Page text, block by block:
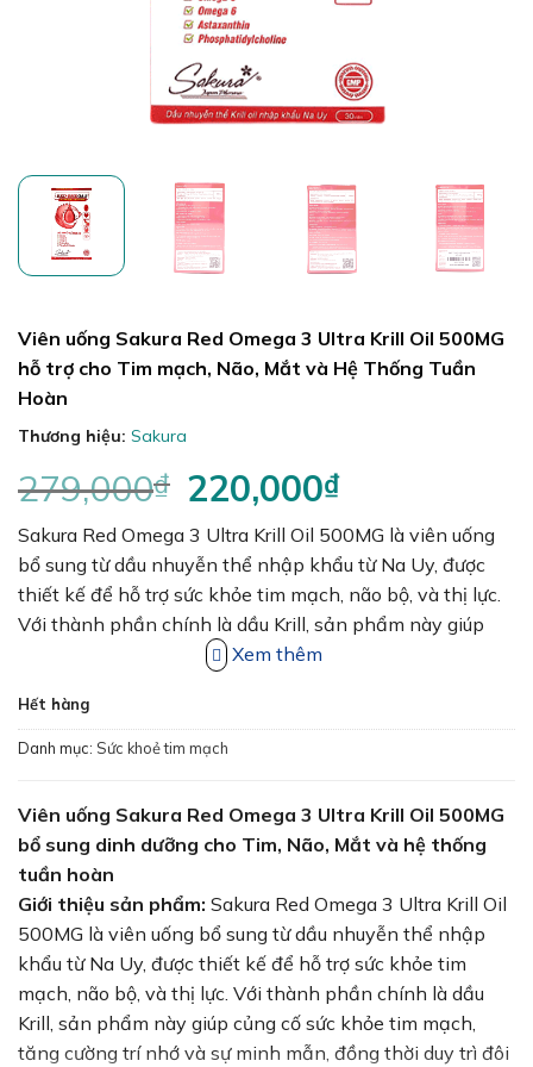
Viên uống Sakura Red Omega 3 Ultra Krill Oil 500MG
hỗ trợ cho Tim mạch, Não, Mắt và Hệ Thống Tuần
Hoàn
Thương hiệu: Sakura
279,000₫ Giá
gốc
là:
279,000₫.
220,000₫Giá
tại
là:
220,000₫.
Sakura Red Omega 3 Ultra Krill Oil 500MG là viên uống
bổ sung từ dầu nhuyễn thể nhập khẩu từ Na Uy, được
thiết kế để hỗ trợ sức khỏe tim mạch, não bộ, và thị lực.
Với thành phần chính là dầu Krill, sản phẩm này giúp
củng cố sức khỏe tim mạch, tăng cường trí nhớ và sự
Xem thêm
Hết hàng
Danh mục: Sức khoẻ tim mạch
Viên uống Sakura Red Omega 3 Ultra Krill Oil 500MG
bổ sung dinh dưỡng cho Tim, Não, Mắt và hệ thống
tuần hoàn
Giới thiệu sản phẩm: Sakura Red Omega 3 Ultra Krill Oil
500MG là viên uống bổ sung từ dầu nhuyễn thể nhập
khẩu từ Na Uy, được thiết kế để hỗ trợ sức khỏe tim
mạch, não bộ, và thị lực. Với thành phần chính là dầu
Krill, sản phẩm này giúp củng cố sức khỏe tim mạch,
tăng cường trí nhớ và sự minh mẫn, đồng thời duy trì đôi